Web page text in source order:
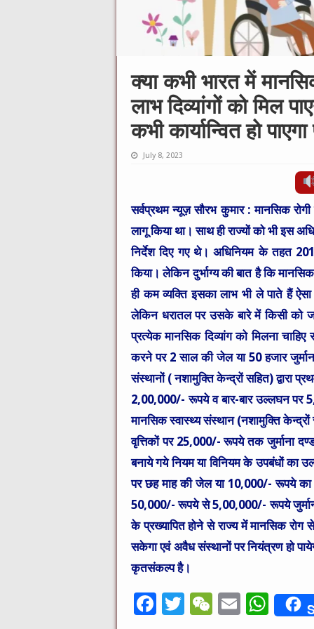
क्या कभी भारत में
लाभ दिव्यांगों को मिल
कभी कार्यान्वित हो
July 8, 2023
सर्वप्रथम न्यूज़ सौरभ कुमार :मानसिक
लागू किया था। साथ ही राज्यों को भी इस
निर्देश दिए गए थे। अधिनियम के तहत
किया। लेकिन दुर्भाग्य की बात है कि
ही कम व्यक्ति इसका लाभ भी ले पाते हैं
लेकिन धरातल पर उसके बारे में किसी को
प्रत्येक मानसिक दिव्यांग को मिलना
करने पर 2 साल की जेल या 50 हजार
संस्थानों ( नशामुक्ति केन्द्रों सहित)
2,00,000/- रूपये व बार-बार उल्लघन पर
मानसिक स्वास्थ्य संस्थान (नशामुक्ति
वृत्तिकों पर 25,000/- रूपये तक जुर्माना
बनाये गये नियम या विनियम के उपबंधों का
पर छह माह की जेल या 10,000/- रूपये का
50,000/- रूपये से 5,00,000/- रूपये
के प्रख्यापित होने से राज्य में मानसिक रोग
सकेगा एवं अवैध संस्थानों पर नियंत्रण हो
कृतसंकल्प है।
F
T
W E
W